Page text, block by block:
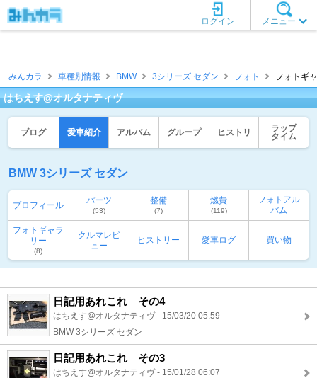
メニュー
ログイン
みんカラ 車種別情報 BMW 3シリーズ セダン フォト フォトギ
はちえす@オルタナティヴ
ブログ 愛車紹介 アルバム グループ ヒストリ
ラップ
タイム
BMW 3シリーズ セダン
プロフィール パーツ
(53)
整備
(7)
燃費
(119)
フォトアル
バム
フォトギャラ
リー
(8)
クルマレビ
ュー
ヒストリー 愛車ログ 買い物
日記用あれこれ その4
はちえす@オルタナティヴ - 15/03/20 05:59
BMW 3シリーズ セダン
日記用あれこれ その3
はちえす@オルタナティヴ - 15/01/28 06:07